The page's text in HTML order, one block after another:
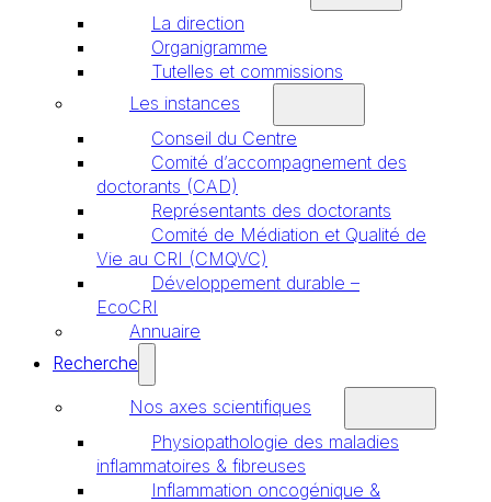
La direction
Organigramme
Tutelles et commissions
Les instances
Conseil du Centre
Comité d’accompagnement des
doctorants (CAD)
Représentants des doctorants
Comité de Médiation et Qualité de
Vie au CRI (CMQVC)
Développement durable –
EcoCRI
Annuaire
Recherche
Nos axes scientifiques
Physiopathologie des maladies
inflammatoires & fibreuses
Inflammation oncogénique &